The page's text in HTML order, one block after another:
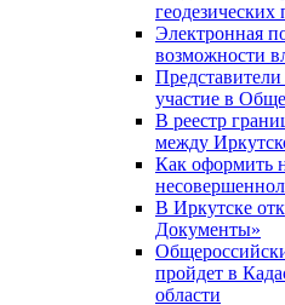
геодезических
Электронная
возможности
участие в
В реестр
между
Как оформить
В Иркутске
Документы»
пройдет в
области